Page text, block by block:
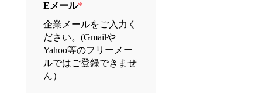
Eメール*
企業メールをご入力く
ださい。(Gmailや
Yahoo等のフリーメー
ルではご登録できませ
ん）